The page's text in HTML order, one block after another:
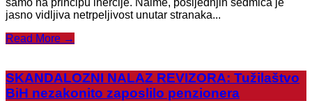
jasno vidljiva netrpeljivost unutar stranaka...
Read More →
SKANDALOZNI NALAZ REVIZORA: Tužilaštvo
BiH nezakonito zaposlilo penzionera